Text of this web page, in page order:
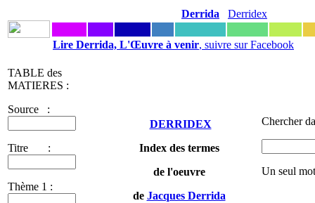
Derrida Derridex
Lire Derrida, L'Œuvre à venir, suivre sur Facebook
TABLE des
MATIERES :
Source :
Titre :
Thème 1 :
DERRIDEX
Index des termes
de l'oeuvre
de Jacques Derrida
Chercher
Un seul